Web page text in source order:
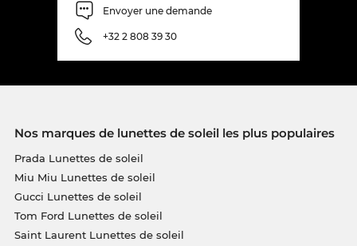
Envoyer une demande
+32 2 808 39 30
Nos marques de lunettes de soleil les plus populaires
Prada Lunettes de soleil
Miu Miu Lunettes de soleil
Gucci Lunettes de soleil
Tom Ford Lunettes de soleil
Saint Laurent Lunettes de soleil